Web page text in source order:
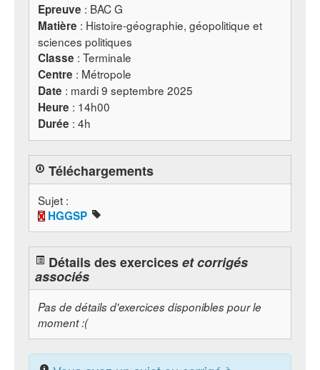
Epreuve : BACG
Matière : Histoire-géographie, géopolitique et
sciences politiques
Classe : Terminale
Centre : Métropole
Date : mardi 9 septembre 2025
Heure : 14h00
Durée : 4h
Téléchargements
Sujet :
HGGSP
Détails des exerciceset corrigés
associés
Pas de détails d'exercices disponibles pour le
moment :(